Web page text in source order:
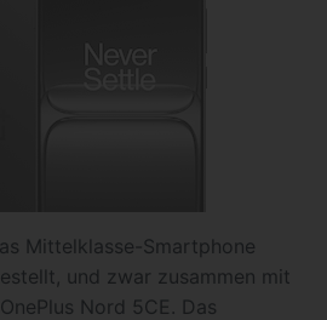
Mittelklasse-Smartphone
und zwar zusammen mit
Nord 5CE. Das